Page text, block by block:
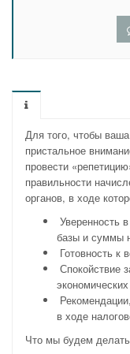
Для того, чтобы
пристальное
провести
правильности
органов, в ходе
Уверенность
базы и суммы
Готовность к
Спокойствие
в ходе
Что мы будем делать